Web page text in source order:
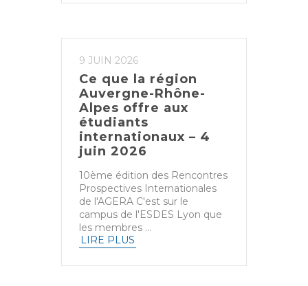
9 JUIN 2026
Ce que la région
Auvergne-Rhône-
Alpes offre aux
étudiants
internationaux – 4
juin 2026
10ème édition des Rencontres
Prospectives Internationales
de l'AGERA C'est sur le
campus de l'ESDES Lyon que
les membres ...
LIRE PLUS